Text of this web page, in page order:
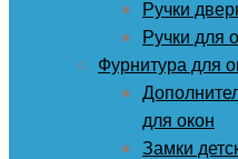
Ручки
Ручки для
Фурнитура для
для окон
Замки